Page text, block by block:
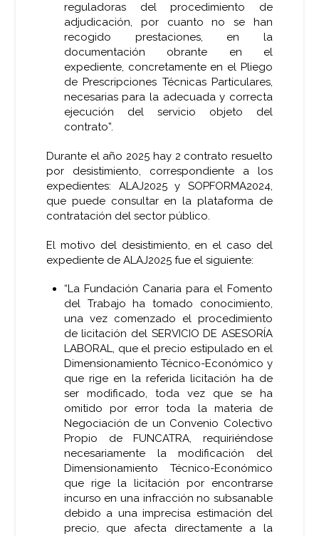
reguladoras del procedimiento de
adjudicación, por cuanto no se han
recogido prestaciones, en la
documentación obrante en el
expediente, concretamente en el Pliego
de Prescripciones Técnicas Particulares,
necesarias para la adecuada y correcta
ejecución del servicio objeto del
contrato”.
Durante el año 2025 hay 2 contrato resuelto
por desistimiento, correspondiente a los
expedientes: ALAJ2025 y SOPFORMA2024,
que puede consultar en la plataforma de
contratación del sector público.
El motivo del desistimiento, en el caso del
expediente de ALAJ2025 fue el siguiente:
“La Fundación Canaria para el Fomento
del Trabajo ha tomado conocimiento,
una vez comenzado el procedimiento
de licitación del SERVICIO DE ASESORÍA
LABORAL, que el precio estipulado en el
Dimensionamiento Técnico-Económico y
que rige en la referida licitación ha de
ser modificado, toda vez que se ha
omitido por error toda la materia de
Negociación de un Convenio Colectivo
Propio de FUNCATRA, requiriéndose
necesariamente la modificación del
Dimensionamiento Técnico-Económico
que rige la licitación por encontrarse
incurso en una infracción no subsanable
debido a una imprecisa estimación del
precio, que afecta directamente a la